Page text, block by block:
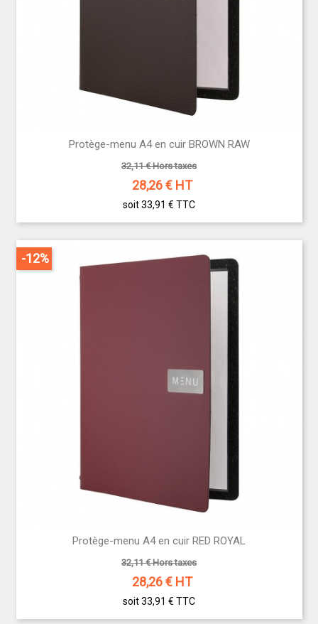
Protège-menu A4 en cuir BROWN RAW
32,11 € Hors taxes
28,26€ HT
soit 33,91 € TTC
Protège-menu A4 en cuir RED ROYAL
32,11 € Hors taxes
28,26€ HT
soit 33,91 € TTC
-12%